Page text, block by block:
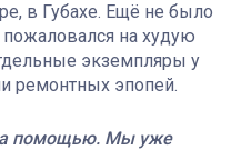
в Губахе. Ещё не было
пожаловался на худую
экземпляры у
ремонтных эпопей.
помощью. Мы уже